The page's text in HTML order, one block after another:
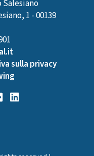
1 - 00139
sulla privacy